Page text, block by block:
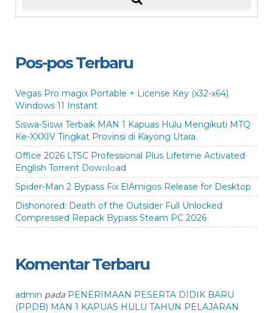
Pos-pos Terbaru
Vegas Pro magix Portable + License Key (x32-x64)
Windows 11 Instant
Siswa-Siswi Terbaik MAN 1 Kapuas Hulu Mengikuti MTQ
Ke-XXXIV Tingkat Provinsi di Kayong Utara.
Office 2026 LTSC Professional Plus Lifetime Activated
English Torrent Dow𝚗l𝚘аd
Spider-Man 2 Bypass Fix ElAmigos Release for Desktop
Dishonored: Death of the Outsider Full Unlocked
Compressed Repack Bypass Steam PC 2026
Komentar Terbaru
admin pada PENERIMAAN PESERTA DIDIK BARU
(PPDB) MAN 1 KAPUAS HULU TAHUN PELAJARAN